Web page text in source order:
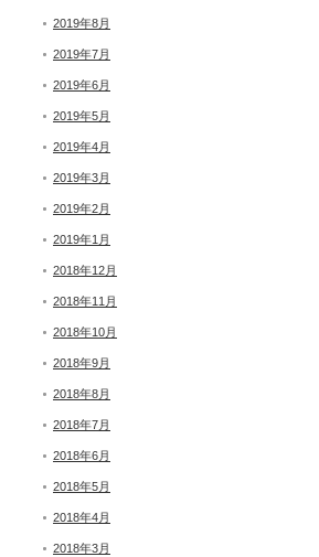
2019年8月
2019年7月
2019年6月
2019年5月
2019年4月
2019年3月
2019年2月
2019年1月
2018年12月
2018年11月
2018年10月
2018年9月
2018年8月
2018年7月
2018年6月
2018年5月
2018年4月
2018年3月